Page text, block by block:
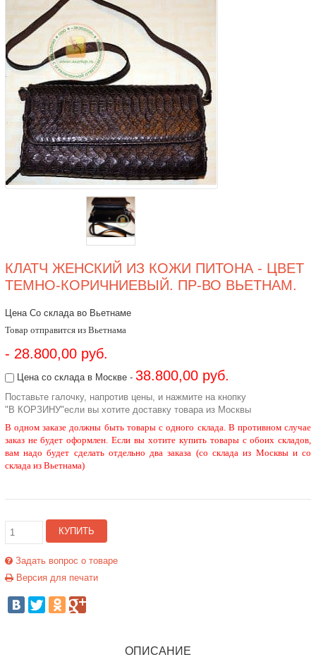
КЛАТЧ ЖЕНСКИЙ ИЗ КОЖИ ПИТОНА - ЦВЕТ
ТЕМНО-КОРИЧНИЕВЫЙ. ПР-ВО ВЬЕТНАМ.
Цена Со склада во Вьетнаме
Товар отправится из Вьетнама
- 28.800,00 руб.
Цена со склада в Москве - 38.800,00 руб.
Поставьте галочку, напротив цены, и нажмите на кнопку
"В КОРЗИНУ"если вы хотите доставку товара из Москвы
В одном заказе должны быть товары с одного склада. В противном случае
заказ не будет оформлен. Если вы хотите купить товары с обоих складов,
вам надо будет сделать отдельно два заказа (со склада из Москвы и со
склада из Вьетнама)
КУПИТЬ
Задать вопрос о товаре
Версия для печати
ОПИСАНИЕ